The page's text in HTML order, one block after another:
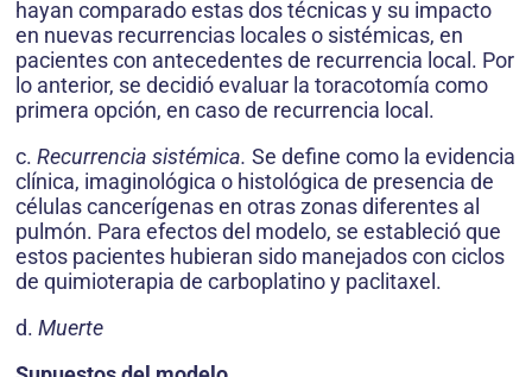
hayan comparado estas dos técnicas y su impacto
en nuevas recurrencias locales o sistémicas, en
pacientes con antecedentes de recurrencia local. Por
lo anterior, se decidió evaluar la toracotomía como
primera opción, en caso de recurrencia local.
c. Recurrencia sistémica. Se define como la evidencia
clínica, imaginológica o histológica de presencia de
células cancerígenas en otras zonas diferentes al
pulmón. Para efectos del modelo, se estableció que
estos pacientes hubieran sido manejados con ciclos
de quimioterapia de carboplatino y paclitaxel.
d. Muerte